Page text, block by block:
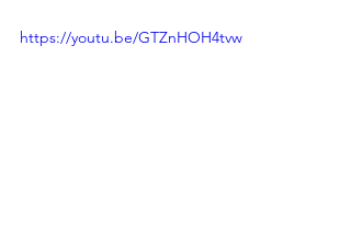
https://youtu.be/GTZnHOH4tvw